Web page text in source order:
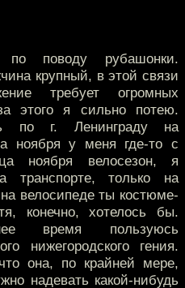
поводу рубашонки.
крупный, в этой связи
требует огромных
этого я сильно потею.
по г. Ленинграду на
ноября у меня где-то с
ноября велосезон, я
транспорте, только на
велосипеде ты костюме-
конечно, хотелось бы.
время пользуюсь
нижегородского гения.
она, по крайней мере,
надевать какой-нибудь